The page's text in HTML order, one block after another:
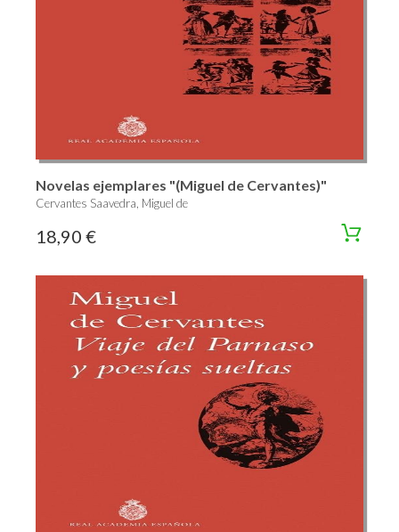
Novelas ejemplares "(Miguel de Cervantes)"
Cervantes Saavedra, Miguel de
18,90 €